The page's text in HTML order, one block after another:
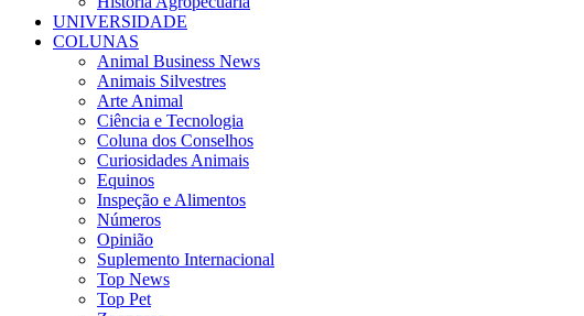
UNIVERSIDADE
COLUNAS
Animal Business News
Animais Silvestres
Arte Animal
Ciência e Tecnologia
Coluna dos Conselhos
Curiosidades Animais
Equinos
Inspeção e Alimentos
Números
Opinião
Suplemento Internacional
Top News
Top Pet